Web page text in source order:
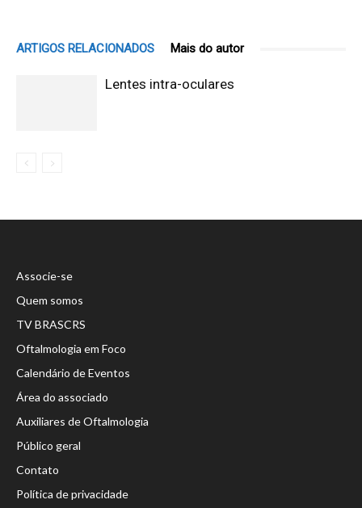
ARTIGOS RELACIONADOS Mais do autor
Lentes intra-oculares
Associe-se
Quem somos
TV BRASCRS
Oftalmologia em Foco
Calendário de Eventos
Área do associado
Auxiliares de Oftalmologia
Público geral
Contato
Política de privacidade